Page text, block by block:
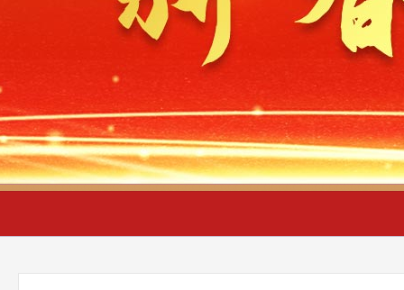
直播 竞猜 2026年世界杯 2026年冬奥会
CCTV奥林匹克频道 体育江
教育 乡村振兴 一带一路
大国智造 大国展会 大国保险 云顶对话 云起
CCTV.节目官网 直播 节目单 栏目 片库 热